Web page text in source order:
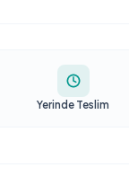
Yerinde Teslim